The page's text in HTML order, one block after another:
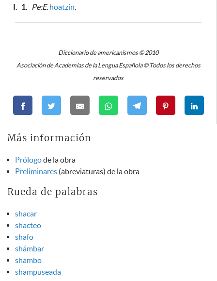
I. 1. Pe:E. hoatzin.
Diccionario de americanismos © 2010
Asociación de Academias de la Lengua Española © Todos los derechos
reservados
Más información
Prólogode la obra
Preliminares (abreviaturas) de la obra
Rueda de palabras
shacar
shacteo
shafo
shámbar
shambo
shampuseada